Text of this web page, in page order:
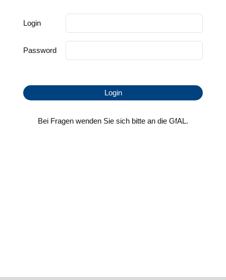
Login
Password
Bei Fragen wenden Sie sich bitte an die GfAL.